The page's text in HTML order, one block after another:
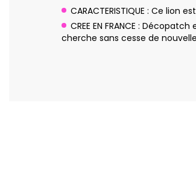
CARACTERISTIQUE : Ce
CREE EN FRANCE :
cherche sans cesse de